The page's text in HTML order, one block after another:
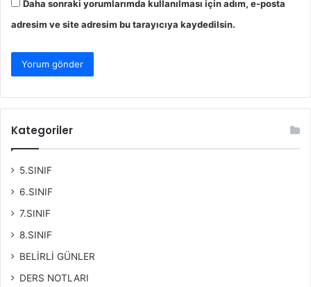
Daha sonraki yorumlarımda kullanılması için adım, e-posta
adresim ve site adresim bu tarayıcıya kaydedilsin.
Kategoriler
5.SINIF
6.SINIF
7.SINIF
8.SINIF
BELİRLİ GÜNLER
DERS NOTLARI